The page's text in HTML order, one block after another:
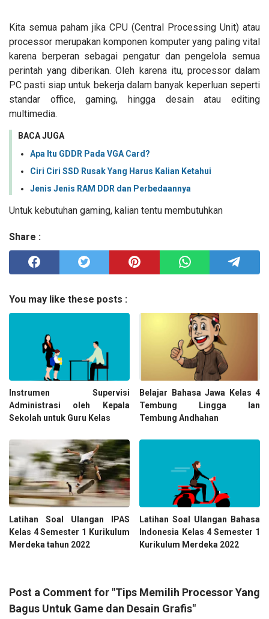
Kita semua paham jika CPU (Central Processing Unit) atau
processor merupakan komponen komputer yang paling vital
karena berperan sebagai pengatur dan pengelola semua
perintah yang diberikan. Oleh karena itu, processor dalam
PC pasti siap untuk bekerja dalam banyak keperluan seperti
standar office, gaming, hingga desain atau editing
multimedia.
BACA JUGA
Apa Itu GDDR Pada VGA Card?
Ciri Ciri SSD Rusak Yang Harus Kalian Ketahui
Jenis Jenis RAM DDR dan Perbedaannya
Untuk kebutuhan gaming, kalian tentu membutuhkan
Share :
You may like these posts :
Instrumen Supervisi
Administrasi oleh Kepala
Sekolah untuk Guru Kelas
Belajar Bahasa Jawa Kelas 4
Tembung Lingga lan
Tembung Andhahan
Latihan Soal Ulangan IPAS
Kelas 4 Semester 1 Kurikulum
Merdeka tahun 2022
Latihan Soal Ulangan Bahasa
Indonesia Kelas 4 Semester 1
Kurikulum Merdeka 2022
Post a Comment for "Tips Memilih Processor Yang
Bagus Untuk Game dan Desain Grafis"